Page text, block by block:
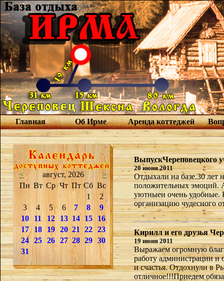
Главная Об Ирме Аренда коттеджей
< август, 2026
>
Пн Вт Ср Чт Пт Сб Вс
1
2
3
4 5 6 7 8
9
10
11 12 13 14 15
16
17
18 19 20 21 22
23
24
25 26 27 28 29
30
31
ВыпускЧереповецкого
20 июня 2011
Отдыхали на базе.30 лет
положительных эмоций.
уютныеи очень удобные.
организацию чудесного
Кирилл и его друзья
19 июня 2011
Выражаем огромную
работу администрации и
и счастья. Отдохнули в
отличное!!!Приедем